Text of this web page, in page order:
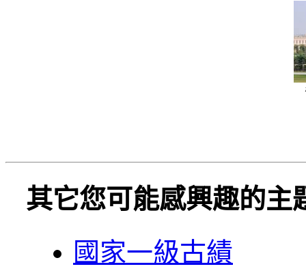
其它您可能感興趣的主
國家一級古績